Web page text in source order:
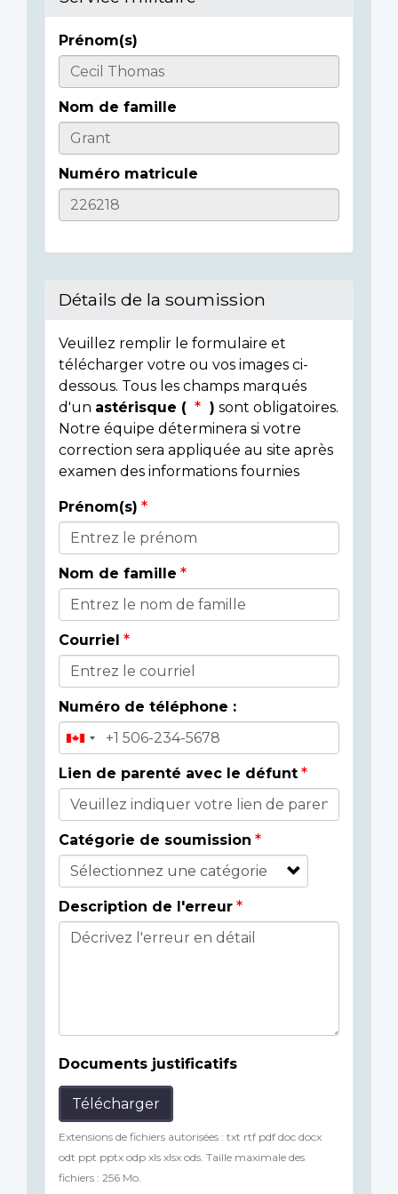
Casualty
Details
Prénom(s)
Nom de famille
Numéro matricule
Détails de la soumission
Veuillez remplir le formulaire et
télécharger votre ou vos images ci-
dessous. Tous les champs marqués
d'un astérisque ( ) sont obligatoires.
Notre équipe déterminera si votre
correction sera appliquée au site après
examen des informations fournies
Donor
Details
Prénom(s)
Nom de famille
Courriel
Numéro de téléphone :
Lien de parenté avec le défunt
Catégorie de soumission
Description de l'erreur
Documents justificatifs
Télécharger
Extensions de fichiers autorisées : txt rtf pdf doc docx
odt ppt pptx odp xls xlsx ods. Taille maximale des
fichiers : 256 Mo.